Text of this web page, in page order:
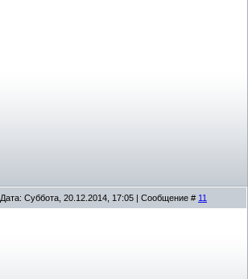
Дата: Суббота, 20.12.2014, 17:05 | Сообщение # 11